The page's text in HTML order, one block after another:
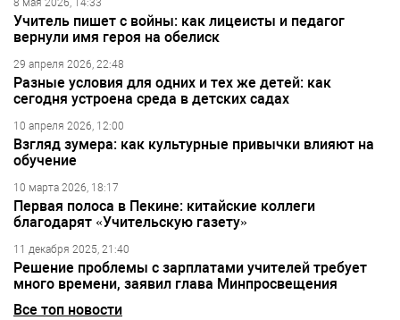
8 мая 2026, 14:33
Учитель пишет с войны: как лицеисты и педагог
вернули имя героя на обелиск
29 апреля 2026, 22:48
Разные условия для одних и тех же детей: как
сегодня устроена среда в детских садах
10 апреля 2026, 12:00
Взгляд зумера: как культурные привычки влияют на
обучение
10 марта 2026, 18:17
Первая полоса в Пекине: китайские коллеги
благодарят «Учительскую газету»
11 декабря 2025, 21:40
Решение проблемы с зарплатами учителей требует
много времени, заявил глава Минпросвещения
Все топ новости